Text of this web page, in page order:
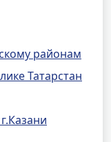
районам
Татарстан